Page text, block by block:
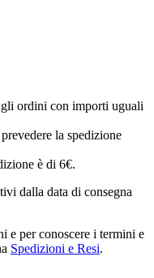
ordini con importi uguali
la spedizione
è di 6€.
dalla data di consegna
e per conoscere i termini e
Spedizioni e Resi.